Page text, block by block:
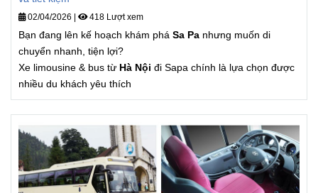
02/04/2026 418 Lượt xem
Bạn đang lên kế hoạch khám phá Sa Pa nhưng muốn di
chuyển nhanh, tiện lợi?
Xe limousine & bus từ Hà Nội đi Sapa chính là lựa chọn được
nhiều du khách yêu thích